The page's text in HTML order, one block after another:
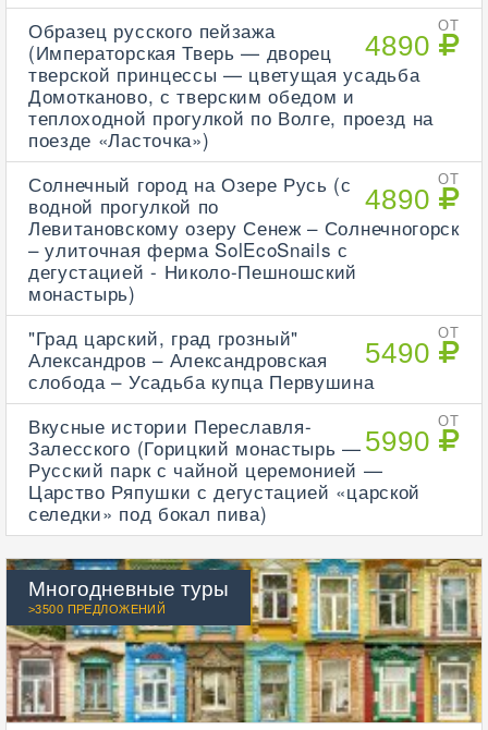
ОТ
4890
Образец русского пейзажа
(Императорская Тверь — дворец
тверской принцессы — цветущая усадьба
Домотканово, с тверским обедом и
теплоходной прогулкой по Волге, проезд на
поезде «Ласточка»)
ОТ
4890
Солнечный город на Озере Русь (с
водной прогулкой по
Левитановскому озеру Сенеж – Солнечногорск
– улиточная ферма SolEcoSnails с
дегустацией - Николо-Пешношский
монастырь)
ОТ
5490
"Град царский, град грозный"
Александров – Александровская
слобода – Усадьба купца Первушина
ОТ
5990
Вкусные истории Переславля-
Залесского (Горицкий монастырь —
Русский парк с чайной церемонией —
Царство Ряпушки с дегустацией «царской
селедки» под бокал пива)
Многодневные туры
>3500 ПРЕДЛОЖЕНИЙ